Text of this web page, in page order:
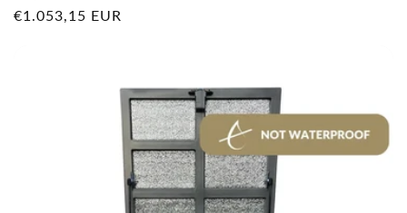
Prix
€1.053,15 EUR